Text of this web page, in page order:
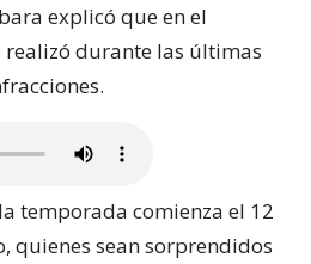
explicó que en el
durante las últimas
temporada comienza el 12
quienes sean sorprendidos